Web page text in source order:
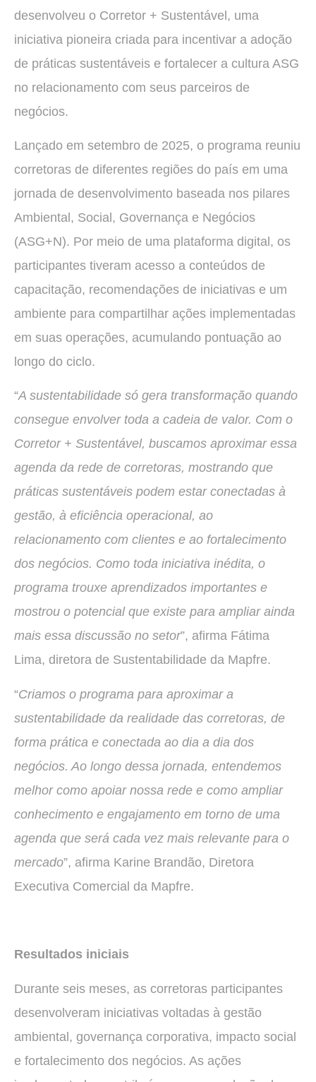
desenvolveu o Corretor + Sustentável, uma
iniciativa pioneira criada para incentivar a adoção
de práticas sustentáveis e fortalecer a cultura ASG
no relacionamento com seus parceiros de
negócios.
Lançado em setembro de 2025, o programa reuniu
corretoras de diferentes regiões do país em uma
jornada de desenvolvimento baseada nos pilares
Ambiental, Social, Governança e Negócios
(ASG+N). Por meio de uma plataforma digital, os
participantes tiveram acesso a conteúdos de
capacitação, recomendações de iniciativas e um
ambiente para compartilhar ações implementadas
em suas operações, acumulando pontuação ao
longo do ciclo.
“A sustentabilidade só gera transformação quando
consegue envolver toda a cadeia de valor. Com o
Corretor + Sustentável, buscamos aproximar essa
agenda da rede de corretoras, mostrando que
práticas sustentáveis podem estar conectadas à
gestão, à eficiência operacional, ao
relacionamento com clientes e ao fortalecimento
dos negócios. Como toda iniciativa inédita, o
programa trouxe aprendizados importantes e
mostrou o potencial que existe para ampliar ainda
mais essa discussão no setor”, afirma Fátima
Lima, diretora de Sustentabilidade da Mapfre.
“Criamos o programa para aproximar a
sustentabilidade da realidade das corretoras, de
forma prática e conectada ao dia a dia dos
negócios. Ao longo dessa jornada, entendemos
melhor como apoiar nossa rede e como ampliar
conhecimento e engajamento em torno de uma
agenda que será cada vez mais relevante para o
mercado”, afirma Karine Brandão, Diretora
Executiva Comercial da Mapfre.
Resultados iniciais
Durante seis meses, as corretoras participantes
desenvolveram iniciativas voltadas à gestão
ambiental, governança corporativa, impacto social
e fortalecimento dos negócios. As ações